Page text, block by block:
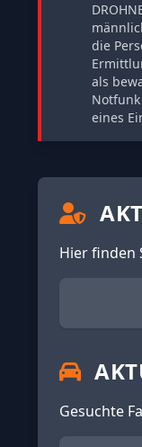
die
als
Notfunk
eines
Hier finden
Gesuchte